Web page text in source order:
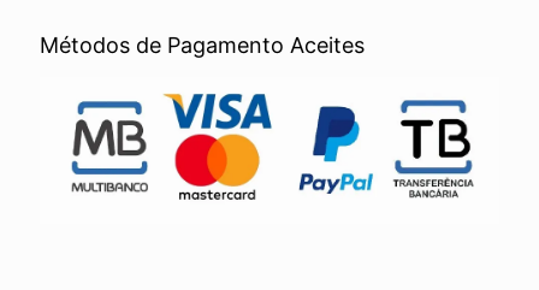
Métodos de Pagamento Aceites